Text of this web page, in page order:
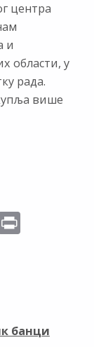
центра
и
области, у
рада.
више
Pr
банци